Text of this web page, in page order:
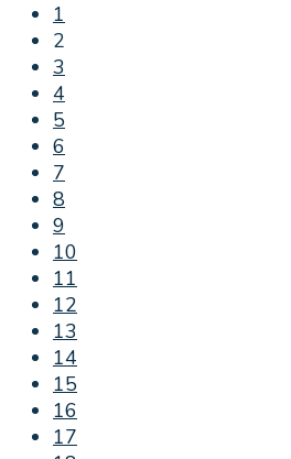
1
2
3
4
5
6
7
8
9
10
11
12
13
14
15
16
17